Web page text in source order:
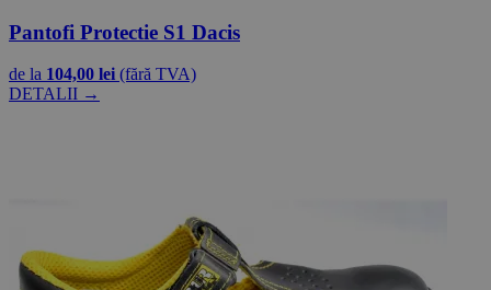
Pantofi Protectie S1 Dacis
de la 104,00 lei (fără TVA)
DETALII →